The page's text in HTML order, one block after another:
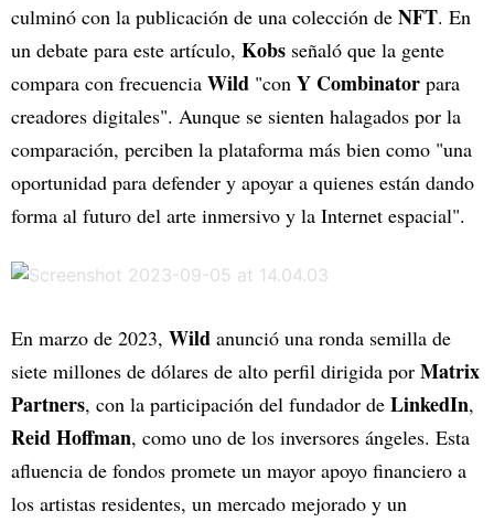
culminó con la publicación de una colección de NFT. En
un debate para este artículo, Kobs señaló que la gente
compara con frecuencia Wild "con Y Combinator para
creadores digitales". Aunque se sienten halagados por la
comparación, perciben la plataforma más bien como "una
oportunidad para defender y apoyar a quienes están dando
forma al futuro del arte inmersivo y la Internet espacial".
En marzo de 2023, Wild anunció una ronda semilla de
siete millones de dólares de alto perfil dirigida por Matrix
Partners, con la participación del fundador de LinkedIn,
Reid Hoffman, como uno de los inversores ángeles. Esta
afluencia de fondos promete un mayor apoyo financiero a
los artistas residentes, un mercado mejorado y un